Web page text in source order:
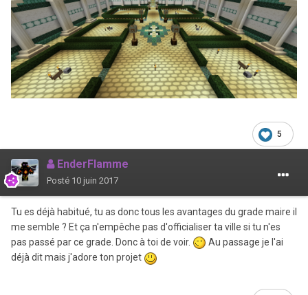
5
EnderFlamme
Posté 10 juin 2017
Tu es déjà habitué, tu as donc tous les avantages du grade maire il
me semble ? Et ça n'empêche pas d'officialiser ta ville si tu n'es
pas passé par ce grade. Donc à toi de voir.
Au passage je l'ai
déjà dit mais j'adore ton projet